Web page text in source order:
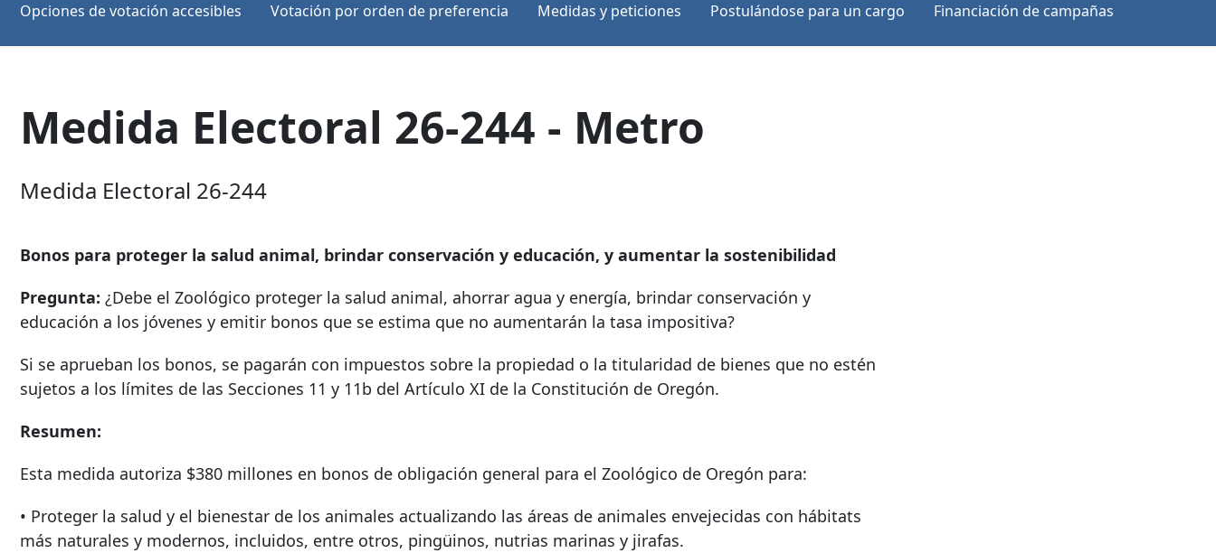
Opciones de votación accesibles Votación por orden de preferencia Medidas y peticiones Postulándose para un cargo Financiación de campañas
Medida Electoral 26-244 - Metro
Medida Electoral 26-244
Bonos para proteger la salud animal, brindar conservación y educación, y aumentar la sostenibilidad
Pregunta: ¿Debe el Zoológico proteger la salud animal, ahorrar agua y energía, brindar conservación y
educación a los jóvenes y emitir bonos que se estima que no aumentarán la tasa impositiva?
Si se aprueban los bonos, se pagarán con impuestos sobre la propiedad o la titularidad de bienes que no estén
sujetos a los límites de las Secciones 11 y 11b del Artículo XI de la Constitución de Oregón.
Resumen:
Esta medida autoriza $380 millones en bonos de obligación general para el Zoológico de Oregón para:
• Proteger la salud y el bienestar de los animales actualizando las áreas de animales envejecidas con hábitats
más naturales y modernos, incluidos, entre otros, pingüinos, nutrias marinas y jirafas.